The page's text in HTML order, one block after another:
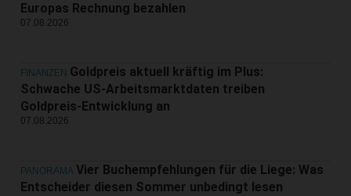
Europas Rechnung bezahlen
07.08.2026
FINANZEN Goldpreis aktuell kräftig im Plus:
Schwache US-Arbeitsmarktdaten treiben
Goldpreis-Entwicklung an
07.08.2026
PANORAMA Vier Buchempfehlungen für die Liege: Was
Entscheider diesen Sommer unbedingt lesen